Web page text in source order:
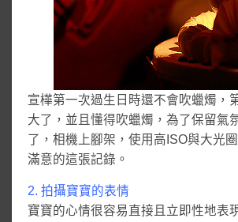
宣樺第一次過生日時還不會吹蠟燭，
大了，並且懂得吹蠟燭，為了保留氣
了，相機上腳架，使用高ISO與大光
滿意的這張記錄。
2. 拍攝寶寶的表情
寶寶的心情很容易直接且立即性地表